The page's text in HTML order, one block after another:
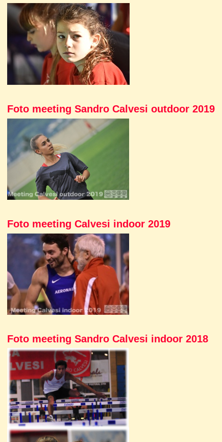
Foto meeting Sandro Calvesi outdoor 2019
Foto meeting Calvesi indoor 2019
Foto meeting Sandro Calvesi indoor 2018